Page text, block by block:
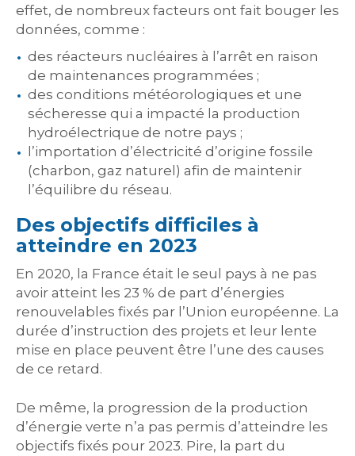
effet, de nombreux facteurs ont fait bouger les
données, comme :
des réacteurs nucléaires à l’arrêt en raison
de maintenances programmées ;
des conditions météorologiques et une
sécheresse qui a impacté la production
hydroélectrique de notre pays ;
l’importation d’électricité d’origine fossile
(charbon, gaz naturel) afin de maintenir
l’équilibre du réseau.
Des objectifs difficiles à
atteindre en 2023
En 2020, la France était le seul pays à ne pas
avoir atteint les 23 % de part d’énergies
renouvelables fixés par l’Union européenne. La
durée d’instruction des projets et leur lente
mise en place peuvent être l’une des causes
de ce retard.
De même, la progression de la production
d’énergie verte n’a pas permis d’atteindre les
objectifs fixés pour 2023. Pire, la part du